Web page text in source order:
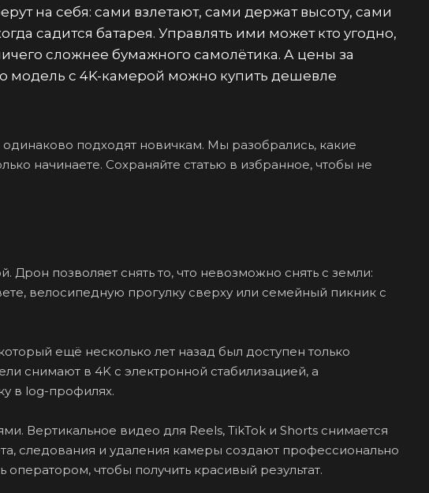
на себя: сами взлетают, сами держат высоту, сами
садится батарея. Управлять ими может кто угодно,
сложнее бумажного самолётика. А цены за
модель с 4K-камерой можно купить дешевле
подходят новичкам. Мы разобрались, какие
начинаете. Сохраняйте статью в избранное, чтобы не
позволяет снять то, что невозможно снять с земли:
велосипедную прогулку сверху или семейный пикник с
ещё несколько лет назад был доступен только
снимают в 4K с электронной стабилизацией, а
в log-профилях.
Вертикальное видео для Reels, TikTok и Shorts снимается
следования и удаления камеры создают профессионально
чтобы получить красивый результат.